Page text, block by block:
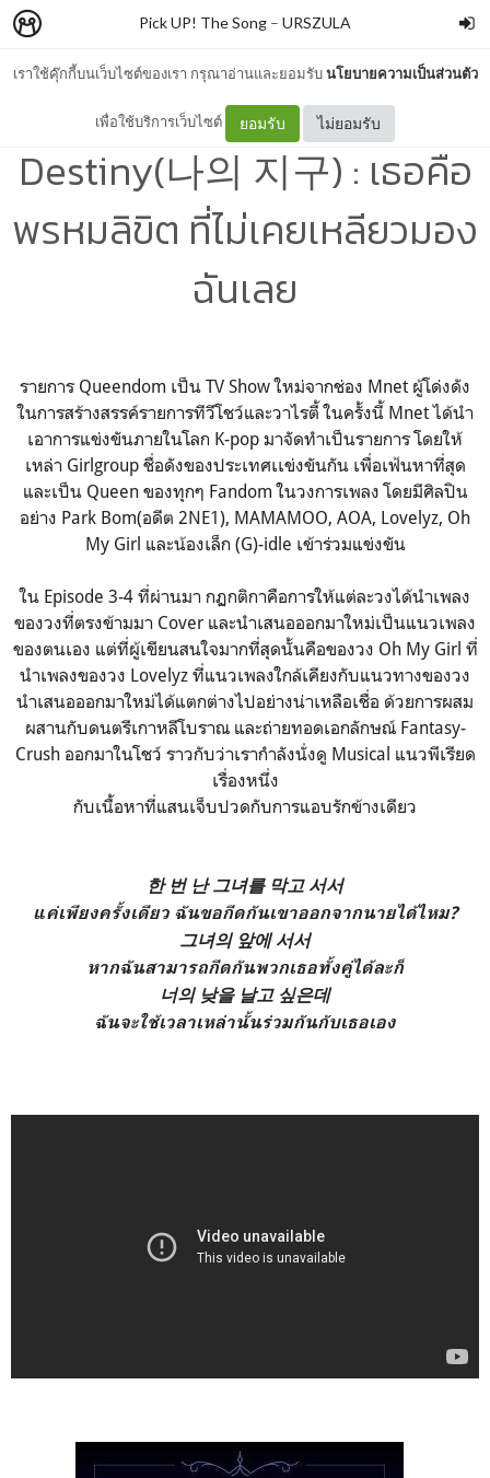
เราใช้คุ๊กกี้บนเว็บไซต์ของเรา กรุณาอ่านและยอมรับนโยบายความเป็นส่วนตัว
เพื่อใช้บริการเว็บไซต์ ยอมรับ ไม่ยอมรับ
Pick UP! The Song – URSZULA
[แปลเพลง] Oh My Girl -
Destiny(나의 지구) : เธอคือ
พรหมลิขิต ที่ไม่เคยเหลียวมอง
ฉันเลย
รายการ Queendom เป็น TV Show ใหม่จากช่อง Mnet ผู้โด่งดัง
ในการสร้างสรรค์รายการทีวีโชว์และวาไรตี้ ในครั้งนี้ Mnet ได้นำ
เอาการแข่งขันภายในโลก K-pop มาจัดทำเป็นรายการ โดยให้
เหล่า Girlgroup ชื่อดังของประเทศเเข่งขันกัน เพื่อเฟ้นหาที่สุด
และเป็น Queen ของทุกๆ Fandom ในวงการเพลง โดยมีศิลปิน
อย่าง Park Bom(อดีต 2NE1), MAMAMOO, AOA, Lovelyz, Oh
My Girl และน้องเล็ก (G)-idle เข้าร่วมแข่งขัน
ใน Episode 3-4 ที่ผ่านมา กฏกติกาคือการให้แต่ละวงได้นำเพลง
ของวงที่ตรงข้ามมา Cover และนำเสนอออกมาใหม่เป็นแนวเพลง
ของตนเอง แต่ที่ผู้เขียนสนใจมากที่สุดนั้นคือของวง Oh My Girl ที่
นำเพลงของวง Lovelyz ที่แนวเพลงใกล้เคียงกับแนวทางของวง
นำเสนอออกมาใหม่ได้แตกต่างไปอย่างน่าเหลือเชื่อ ด้วยการผสม
ผสานกับดนตรีเกาหลีโบราณ และถ่ายทอดเอกลักษณ์ Fantasy-
Crush ออกมาในโชว์ ราวกับว่าเรากำลังนั่งดู Musical แนวพีเรียด
เรื่องหนึ่ง
กับเนื้อหาที่แสนเจ็บปวดกับการแอบรักข้างเดียว
한 번 난 그녀를 막고 서서
แค่เพียงครั้งเดียว ฉันขอกีดกันเขาออกจากนายได้ไหม?
그녀의 앞에 서서
หากฉันสามารถกีดกันพวกเธอทั้งคู่ได้ละก็
너의 낮을 날고 싶은데
ฉันจะใช้เวลาเหล่านั้นร่วมกันกับเธอเอง